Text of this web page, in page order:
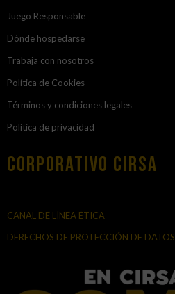
Juego Responsable
Dónde hospedarse
Trabaja con nosotros
Política de Cookies
Términos y condiciones legales
Política de privacidad
Corporativo Cirsa
CANAL DE LÍNEA ÉTICA
DERECHOS DE PROTECCIÓN DE DATOS